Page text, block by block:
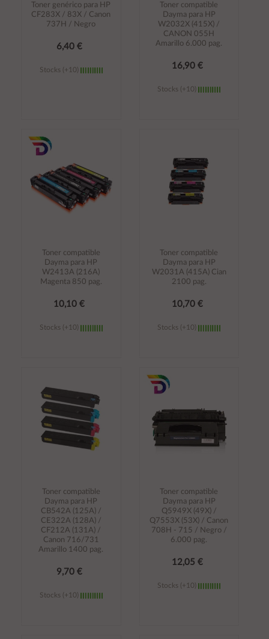
Toner genérico para HP
CF283X / 83X / Canon
737H / Negro
6,40 €
Stocks (+10)
Toner compatible
Dayma para HP
W2032X (415X) /
CANON 055H
Amarillo 6.000 pag.
16,90 €
Stocks (+10)
Toner compatible
Dayma para HP
W2413A (216A)
Magenta 850 pag.
10,10 €
Stocks (+10)
carrito
Toner compatible
Dayma para HP
W2031A (415A) Cian
2100 pag.
10,70 €
Stocks (+10)
Toner compatible
Dayma para HP
CB542A (125A) /
CE322A (128A) /
CF212A (131A) /
Canon 716/731
Amarillo 1400 pag.
9,70 €
Stocks (+10)
Toner compatible
Dayma para HP
Q5949X (49X) /
Q7553X (53X) / Canon
708H - 715 / Negro /
6.000 pag.
12,05 €
Stocks (+10)